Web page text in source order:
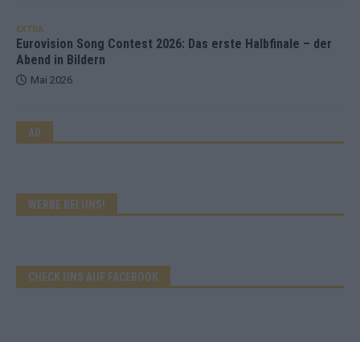
EXTRA
Eurovision Song Contest 2026: Das erste Halbfinale – der
Abend in Bildern
Mai 2026
AD
WERBE BEI UNS!
CHECK UNS AUF FACEBOOK